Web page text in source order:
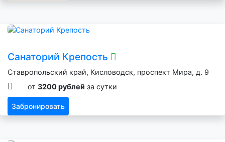
Санаторий Крепость
Ставропольский край, Кисловодск, проспект Мира, д. 9
от 3200 рублей за сутки
Забронировать